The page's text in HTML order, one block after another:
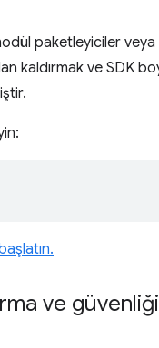
paketleyiciler
kaldırmak ve SDK
ve